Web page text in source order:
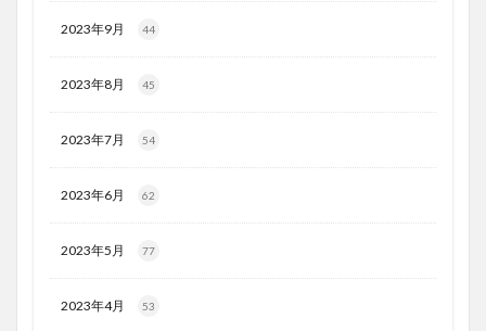
2023年9月 44
2023年8月 45
2023年7月 54
2023年6月 62
2023年5月 77
2023年4月 53